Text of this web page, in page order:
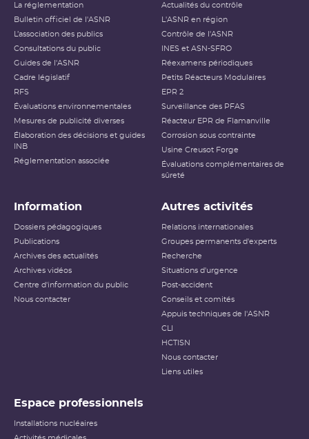
La réglementation
Bulletin officiel de l'ASNR
L’association des publics
Consultations du public
Guides de l'ASNR
Cadre législatif
RFS
Évaluations environnementales
Mesures de publicité diverses
Élaboration des décisions et guides
INB
Réglementation associée
Actualités du contrôle
L'ASNR en région
Contrôle de l'ASNR
INES et ASN-SFRO
Réexamens périodiques
Petits Réacteurs Modulaires
EPR 2
Surveillance des PFAS
Réacteur EPR de Flamanville
Corrosion sous contrainte
Usine Creusot Forge
Évaluations complémentaires de
sûreté
Information
Dossiers pédagogiques
Publications
Archives des actualités
Archives vidéos
Centre d'information du public
Nous contacter
Autres activités
Relations internationales
Groupes permanents d'experts
Recherche
Situations d'urgence
Post-accident
Conseils et comités
Appuis techniques de l'ASNR
CLI
HCTISN
Nous contacter
Liens utiles
Espace professionnels
Installations nucléaires